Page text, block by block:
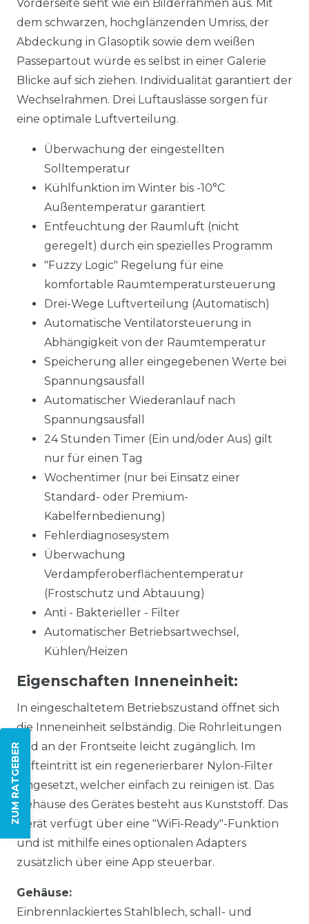
ZUM RATGEBER
Vorderseite sieht wie ein Bilderrahmen aus. Mit
dem schwarzen, hochglänzenden Umriss, der
Abdeckung in Glasoptik sowie dem weißen
Passepartout würde es selbst in einer Galerie
Blicke auf sich ziehen. Individualität garantiert der
Wechselrahmen. Drei Luftauslässe sorgen für
eine optimale Luftverteilung.
Überwachung der eingestellten
Solltemperatur
Kühlfunktion im Winter bis -10°C
Außentemperatur garantiert
Entfeuchtung der Raumluft (nicht
geregelt) durch ein spezielles Programm
"Fuzzy Logic" Regelung für eine
komfortable Raumtemperatursteuerung
Drei-Wege Luftverteilung (Automatisch)
Automatische Ventilatorsteuerung in
Abhängigkeit von der Raumtemperatur
Speicherung aller eingegebenen Werte bei
Spannungsausfall
Automatischer Wiederanlauf nach
Spannungsausfall
24 Stunden Timer (Ein und/oder Aus) gilt
nur für einen Tag
Wochentimer (nur bei Einsatz einer
Standard- oder Premium-
Kabelfernbedienung)
Fehlerdiagnosesystem
Überwachung
Verdampferoberflächentemperatur
(Frostschutz und Abtauung)
Anti - Bakterieller - Filter
Automatischer Betriebsartwechsel,
Kühlen/Heizen
Eigenschaften Inneneinheit:
In eingeschaltetem Betriebszustand öffnet sich
die Inneneinheit selbständig. Die Rohrleitungen
sind an der Frontseite leicht zugänglich. Im
Lufteintritt ist ein regenerierbarer Nylon-Filter
eingesetzt, welcher einfach zu reinigen ist. Das
Gehäuse des Gerätes besteht aus Kunststoff. Das
Gerät verfügt über eine "WiFi-Ready"-Funktion
und ist mithilfe eines optionalen Adapters
zusätzlich über eine App steuerbar.
Gehäuse:
Einbrennlackiertes Stahlblech, schall- und